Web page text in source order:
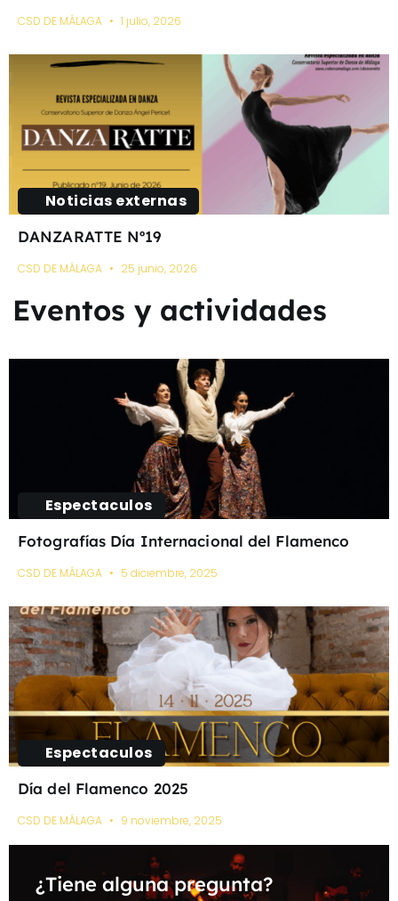
CSD DE MÁLAGA 1 julio, 2026
Noticias externas
DANZARATTE Nº19
CSD DE MÁLAGA 25 junio, 2026
Eventos y actividades
Espectaculos
Fotografías Día Internacional del Flamenco
CSD DE MÁLAGA 5 diciembre, 2025
Espectaculos
Día del Flamenco 2025
CSD DE MÁLAGA 9 noviembre, 2025
¿Tiene alguna pregunta?